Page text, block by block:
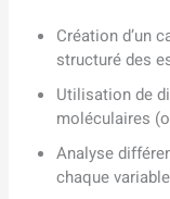
Création d’un
structuré des
Utilisation de
moléculaires
Analyse
chaque